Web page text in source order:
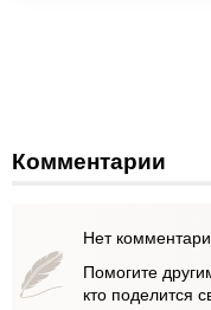
Комментарии
Нет
Помогите
кто поделится